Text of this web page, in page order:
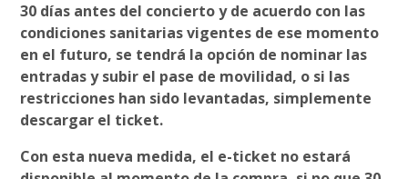
30 días antes del concierto y de acuerdo con las
condiciones sanitarias vigentes de ese momento
en el futuro, se tendrá la opción de nominar las
entradas y subir el pase de movilidad, o si las
restricciones han sido levantadas, simplemente
descargar el ticket.
Con esta nueva medida, el e-ticket no estará